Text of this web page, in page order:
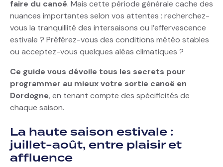
faire du canoë. Mais cette période générale cache des
nuances importantes selon vos attentes : recherchez-
vous la tranquillité des intersaisons ou l’effervescence
estivale ? Préférez-vous des conditions météo stables
ou acceptez-vous quelques aléas climatiques ?
Ce guide vous dévoile tous les secrets pour
programmer au mieux votre sortie canoë en
Dordogne, en tenant compte des spécificités de
chaque saison.
La haute saison estivale :
juillet-août, entre plaisir et
affluence